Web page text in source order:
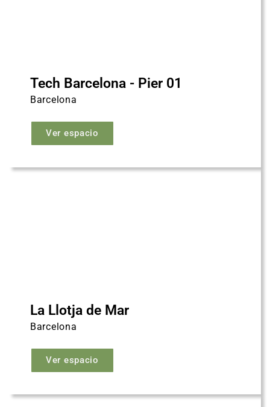
Tech Barcelona - Pier 01
Barcelona
Ver espacio
La Llotja de Mar
Barcelona
Ver espacio